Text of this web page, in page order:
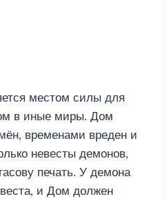
местом силы для
в иные миры. Дом
временами вреден и
невесты демонов,
печать. У демона
и Дом должен